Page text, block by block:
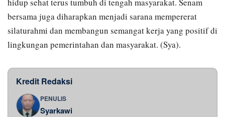
bersama juga diharapkan menjadi sarana mempererat
silaturahmi dan membangun semangat kerja yang positif di
lingkungan pemerintahan dan masyarakat. (Sya).
Kredit Redaksi
PENULIS
Syarkawi